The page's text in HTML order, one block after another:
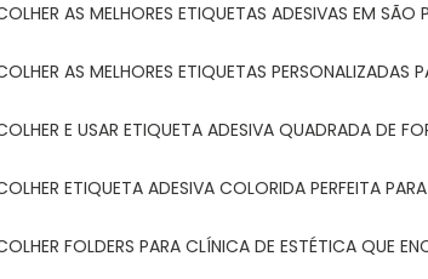
AS MELHORES ETIQUETAS ADESIVAS EM SÃO
AS MELHORES ETIQUETAS PERSONALIZADAS
E USAR ETIQUETA ADESIVA QUADRADA DE
ETIQUETA ADESIVA COLORIDA PERFEITA
FOLDERS PARA CLÍNICA DE ESTÉTICA QUE